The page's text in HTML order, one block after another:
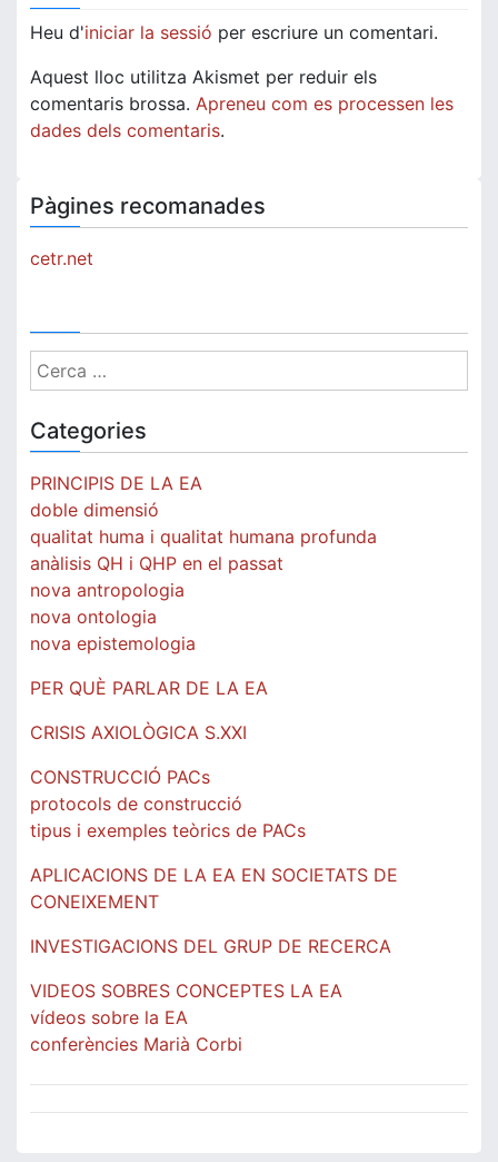
Heu d'iniciar la sessió per escriure un comentari.
Aquest lloc utilitza Akismet per reduir els
comentaris brossa. Apreneu com es processen les
dades dels comentaris.
Pàgines recomanades
cetr.net
Cerca:
Categories
PRINCIPIS DE LA EA
doble dimensió
qualitat huma i qualitat humana profunda
anàlisis QH i QHP en el passat
nova antropologia
nova ontologia
nova epistemologia
PER QUÈ PARLAR DE LA EA
CRISIS AXIOLÒGICA S.XXI
CONSTRUCCIÓ PACs
protocols de construcció
tipus i exemples teòrics de PACs
APLICACIONS DE LA EA EN SOCIETATS DE
CONEIXEMENT
INVESTIGACIONS DEL GRUP DE RECERCA
VIDEOS SOBRES CONCEPTES LA EA
vídeos sobre la EA
conferències Marià Corbi